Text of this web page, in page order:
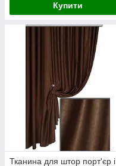
Купити
Тканина для штор порт'єр і